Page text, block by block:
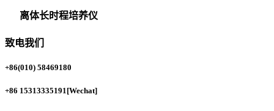
离体长时程培养仪
致电我们
+86(010) 58469180
+86 15313335191[Wechat]